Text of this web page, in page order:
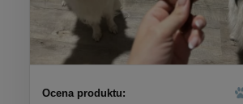
Ocena produktu: